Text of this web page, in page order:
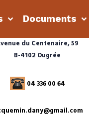
Documents
du Centenaire, 59
B-4102 Ougrée
04 336 00 64